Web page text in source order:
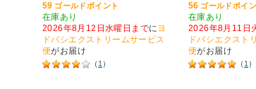
59 ゴールドポイント
在庫あり
2026年8月12日水曜日までにヨ
ドバシエクストリームサービス
便がお届け
（ 1 ）
56 ゴールドポイ
在庫あり
2026年8月11日
ドバシエクスト
便がお届け
（ 1 ）